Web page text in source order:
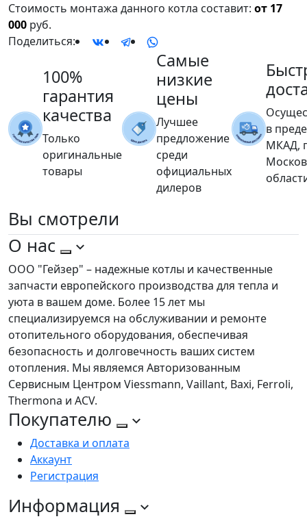
Стоимость монтажа данного котла составит: от 17
000 руб.
Поделиться:
100%
гарантия
качества
Только
оригинальные
товары
Самые
низкие
цены
Лучшее
предложение
среди
официальных
дилеров
в
МКАД,
Вы смотрели
О нас
ООО "Гейзер" – надежные котлы и качественные
запчасти европейского производства для тепла и
уюта в вашем доме. Более 15 лет мы
специализируемся на обслуживании и ремонте
отопительного оборудования, обеспечивая
безопасность и долговечность ваших систем
отопления. Мы являемся Авторизованным
Сервисным Центром Viessmann, Vaillant, Baxi, Ferroli,
Thermona и ACV.
Покупателю
Доставка и оплата
Аккаунт
Регистрация
Информация